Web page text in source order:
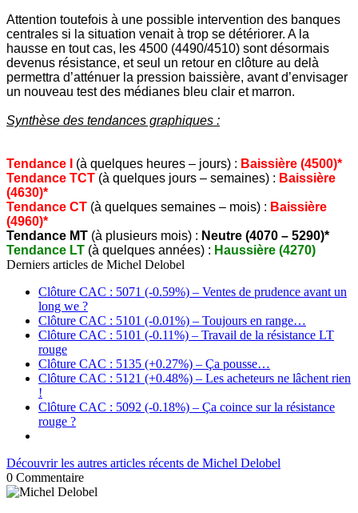
Attention toutefois à une possible intervention des banques
centrales si la situation venait à trop se détériorer. A la
hausse en tout cas, les 4500 (4490/4510) sont désormais
devenus résistance, et seul un retour en clôture au delà
permettra d’atténuer la pression baissière, avant d’envisager
un nouveau test des médianes bleu clair et marron.
Synthèse des tendances graphiques :
Tendance I (à quelques heures – jours) : Baissière (4500)*
Tendance TCT (à quelques jours – semaines) : Baissière
(4630)*
Tendance CT (à quelques semaines – mois) : Baissière
(4960)*
Tendance MT (à plusieurs mois) : Neutre (4070 – 5290)*
Tendance LT (à quelques années) : Haussière (4270)
Derniers articles de Michel Delobel
Clôture CAC : 5071 (-0.59%) – Ventes de prudence avant un
long we ?
Clôture CAC : 5101 (-0.01%) – Toujours en range…
Clôture CAC : 5101 (-0.11%) – Travail de la résistance LT
rouge
Clôture CAC : 5135 (+0.27%) – Ça pousse…
Clôture CAC : 5121 (+0.48%) – Les acheteurs ne lâchent rien
!
Clôture CAC : 5092 (-0.18%) – Ça coince sur la résistance
rouge ?
Découvrir les autres articles récents de Michel Delobel
0 Commentaire